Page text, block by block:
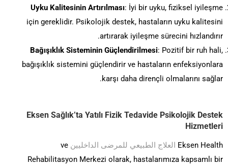
Uyku Kalitesinin Artırılması: İyi bir uyku, fiziksel iyileşme
için gereklidir. Psikolojik destek, hastaların uyku kalitesini
artırarak iyileşme sürecini hızlandırır.
Bağışıklık Sisteminin Güçlendirilmesi: Pozitif bir ruh hali,
bağışıklık sistemini güçlendirir ve hastaların enfeksiyonlara
karşı daha dirençli olmalarını sağlar.
Eksen Sağlık’ta Yatılı Fizik Tedavide Psikolojik Destek
Hizmetleri
Eksen Health العلاج الطبيعي للمرضى الداخليين ve
Rehabilitasyon Merkezi olarak, hastalarımıza kapsamlı bir